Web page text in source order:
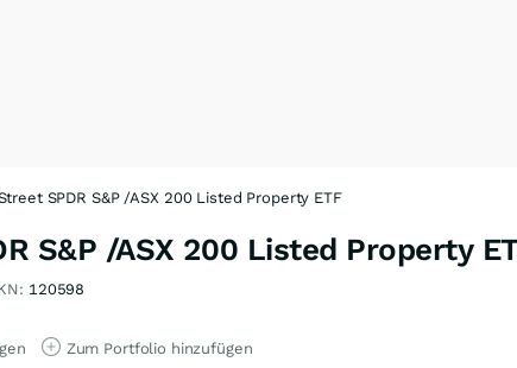
SPDR S&P /ASX 200 Listed Property ETF
S&P /ASX 200 Listed Property
120598
Zum Portfolio hinzufügen